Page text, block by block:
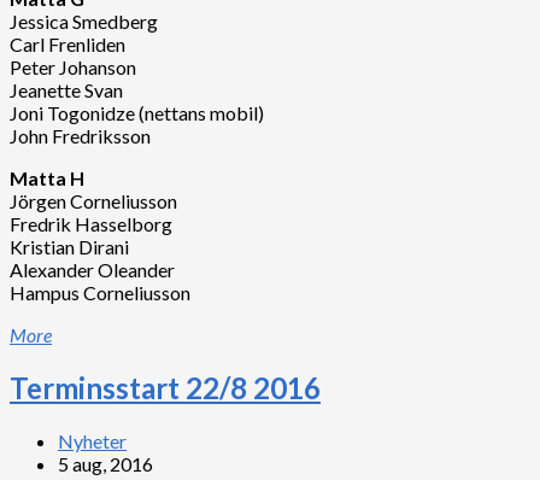
Jessica Smedberg
Carl Frenliden
Peter Johanson
Jeanette Svan
Joni Togonidze (nettans mobil)
John Fredriksson
Matta H
Jörgen Corneliusson
Fredrik Hasselborg
Kristian Dirani
Alexander Oleander
Hampus Corneliusson
More
Terminsstart 22/8 2016
Nyheter
5 aug, 2016